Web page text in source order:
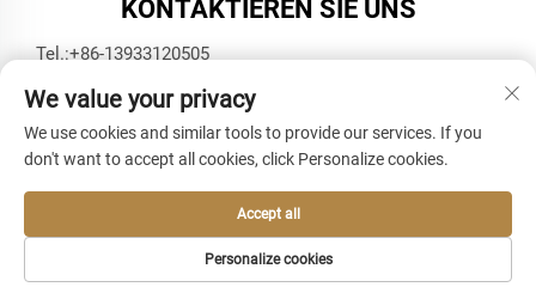
KONTAKTIEREN SIE UNS
Tel.:+86-13933120505
E-Mail:[email protected]
WhatsApp:+86-13933120505
Urheberrecht © 2025 durch SJ Lashes -
We value your privacy
We use cookies and similar tools to provide our services. If you
don't want to accept all cookies, click Personalize cookies.
Personalize cookies
Accept all